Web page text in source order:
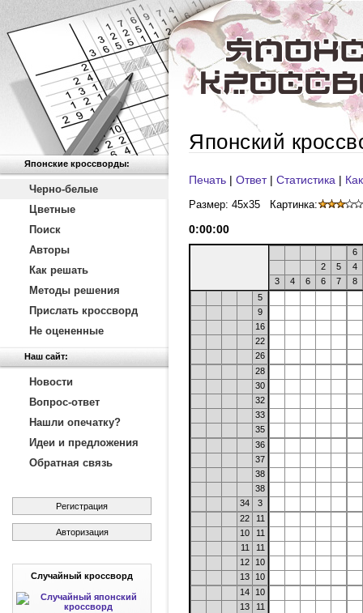
Японские кроссворды:
Черно-белые
Цветные
Поиск
Авторы
Как решать
Методы решения
Прислать кроссворд
Не оцененные
Наш сайт:
Новости
Вопрос-ответ
Нашли опечатку?
Идеи и предложения
Обратная связь
Регистрация
Авторизация
Случайный кроссворд
Японский
Печать | Ответ| Статистика |
Размер: 45x35 Картинка:
0:00:00
6
2
5
4
3
4 6 6 7
8
5
9
16
22
26
28
30
32
33
35
36
37
38
38
34
3
22
11
10
11
11
11
12
10
13
10
14
10
13
11